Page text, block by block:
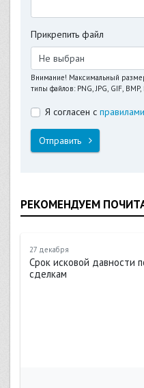
Прикрепить файл
Не выбран
Внимание! Максимальный
типы файлов: PNG, JPG, GIF, BMP,
Я согласен с правилами
Отправить
РЕКОМЕНДУЕМ
27 декабря
Срок исковой давности
сделкам